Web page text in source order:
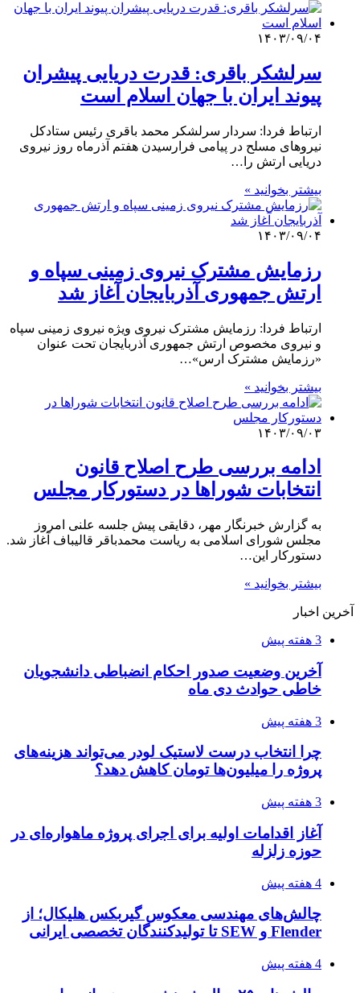
۱۴۰۳/۰۹/۰۴
سرلشکر باقری: قدرت دریایی پیشران
پیوند ایران با جهان اسلام است
ارتباط فردا: سردار سرلشکر محمد باقری رئیس ستادکل
نیروهای مسلح در پیامی فرارسیدن هفتم آذرماه روز نیروی
دریایی ارتش را…
بیشتر بخوانید »
۱۴۰۳/۰۹/۰۴
رزمایش مشترک نیروی زمینی سپاه و
ارتش جمهوری آذربایجان آغاز شد
ارتباط فردا: رزمایش مشترک نیروی ویژه نیروی زمینی سپاه
و نیروی مخصوص ارتش جمهوری آذربایجان تحت عنوان
«رزمایش مشترک ارس»…
بیشتر بخوانید »
۱۴۰۳/۰۹/۰۳
ادامه بررسی طرح اصلاح قانون
انتخابات شوراها در دستورکار مجلس
به گزارش خبرنگار مهر، دقایقی پیش جلسه علنی امروز
مجلس شورای اسلامی به ریاست محمدباقر قالیباف آغاز شد.
دستورکار این…
بیشتر بخوانید »
آخرین اخبار
3 هفته پیش
آخرین وضعیت صدور احکام انضباطی دانشجویان
خاطی حوادث دی ماه
3 هفته پیش
چرا انتخاب درست لاستیک لودر می‌تواند هزینه‌های
پروژه را میلیون‌ها تومان کاهش دهد؟
3 هفته پیش
آغاز اقدامات اولیه برای اجرای پروژه ماهواره‌ای در
حوزه زلزله
4 هفته پیش
چالش‌های مهندسی معکوس گیربکس هلیکال؛ از
Flender و SEW تا تولیدکنندگان تخصصی ایرانی
4 هفته پیش